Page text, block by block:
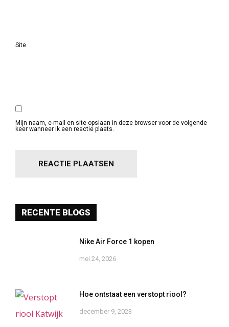
Site
Mijn naam, e-mail en site opslaan in deze browser voor de volgende
keer wanneer ik een reactie plaats.
RECENTE BLOGS
Nike Air Force 1 kopen
mei 24, 2026
Hoe ontstaat een verstopt riool?
december 9, 2023